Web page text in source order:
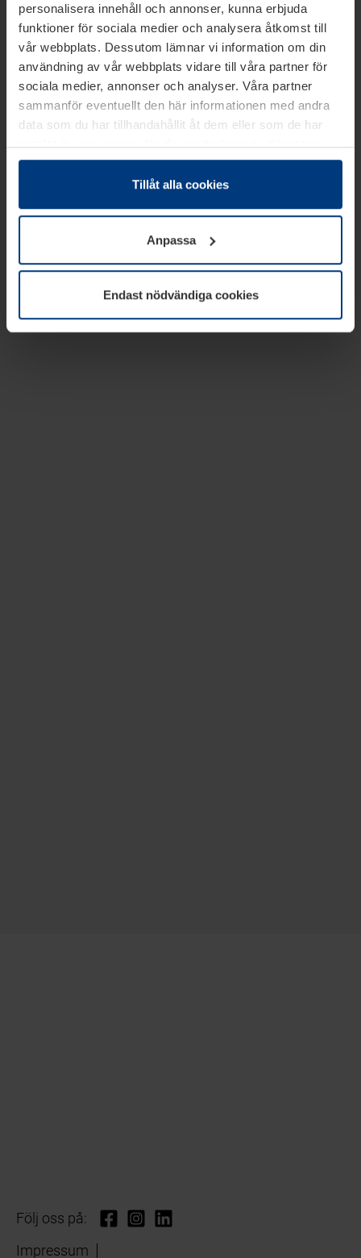
personalisera innehåll och annonser, kunna erbjuda
funktioner för sociala medier och analysera åtkomst till
vår webbplats. Dessutom lämnar vi information om din
användning av vår webbplats vidare till våra partner för
sociala medier, annonser och analyser. Våra partner
sammanför eventuellt den här informationen med andra
data som du har tillhandahållit åt dem eller som de har
samlat in inom ramen för din användning av tjänsterna.
Juridiskt kan vi lagra kakor på din enhet, om de är
absolut nödvändiga för driften av den här webbplatsen.
godkännande kan du när som helst ändra eller återkalla i
informationen om kakor underDataskyddsförklaring
vår webbplats.
Tillåt alla cookies
Anpassa
Endast nödvändiga cookies
Följ oss på:
Impressum